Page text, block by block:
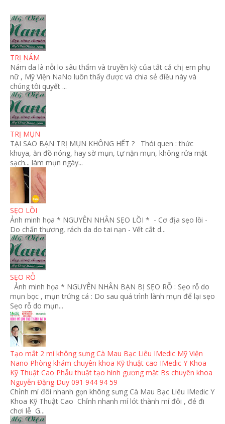
TRỊ NÁM
Nám da là nỗi lo sâu thẩm và truyền kỳ của tất cả chị em phụ
nữ , Mỹ Viện NaNo luôn thấy được và chia sẻ điều này và
chúng tôi quyết ...
TRỊ MỤN
TẠI SAO BẠN TRỊ MỤN KHÔNG HẾT ? Thói quen : thức
khuya, ăn đồ nóng, hay sờ mụn, tự nặn mụn, không rửa mặt
sạch... làm mụn ngày...
SẸO LỒI
Ảnh minh họa * NGUYÊN NHÂN SẸO LỒI * - Cơ địa sẹo lồi -
Do chấn thương, rách da do tai nạn - Vết cắt d...
SẸO RỖ
Ảnh minh họa * NGUYÊN NHÂN BẠN BỊ SẸO RỖ : Sẹo rỗ do
mụn bọc , mụn trứng cá : Do sau quá trình lành mụn để lại sẹo
Sẹo rỗ do mụn...
Tạo mắt 2 mí không sưng Cà Mau Bạc Liêu IMedic Mỹ Viện
Nano Phòng khám chuyên khoa Kỹ thuật cao IMedic Y Khoa
Kỹ Thuật Cao Phẫu thuật tạo hình gương mặt Bs chuyên khoa
Nguyễn Đặng Duy 091 944 94 59
Chỉnh mí đôi nhanh gọn không sưng Cà Mau Bạc Liêu IMedic Y
Khoa Kỹ Thuật Cao Chỉnh nhanh mí lót thành mí đôi , đẻ đi
chơi lễ G...